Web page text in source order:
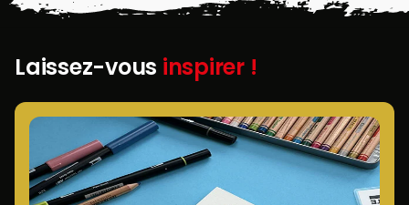
Laissez-vous inspirer !